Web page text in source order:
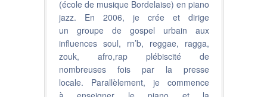
(école de musique Bordelaise) en piano
jazz. En 2006, je crée et dirige
un groupe de gospel urbain aux
influences soul, rn’b, reggae, ragga,
zouk, afro,rap plébiscité de
nombreuses fois par la presse
locale. Parallèlement, je commence